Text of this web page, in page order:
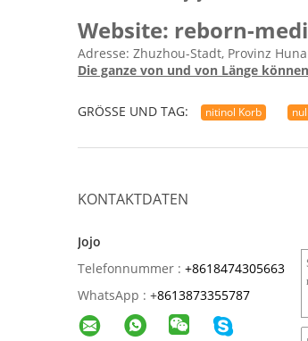
Website: reborn-
Adresse: Zhuzhou-Stadt, Provinz
Die ganze von und von Länge
GRÖSSE UND TAG: nitinol Korb
KONTAKTDATEN
Jojo
Telefonnummer : +8618474305663
WhatsApp : +8613873355787